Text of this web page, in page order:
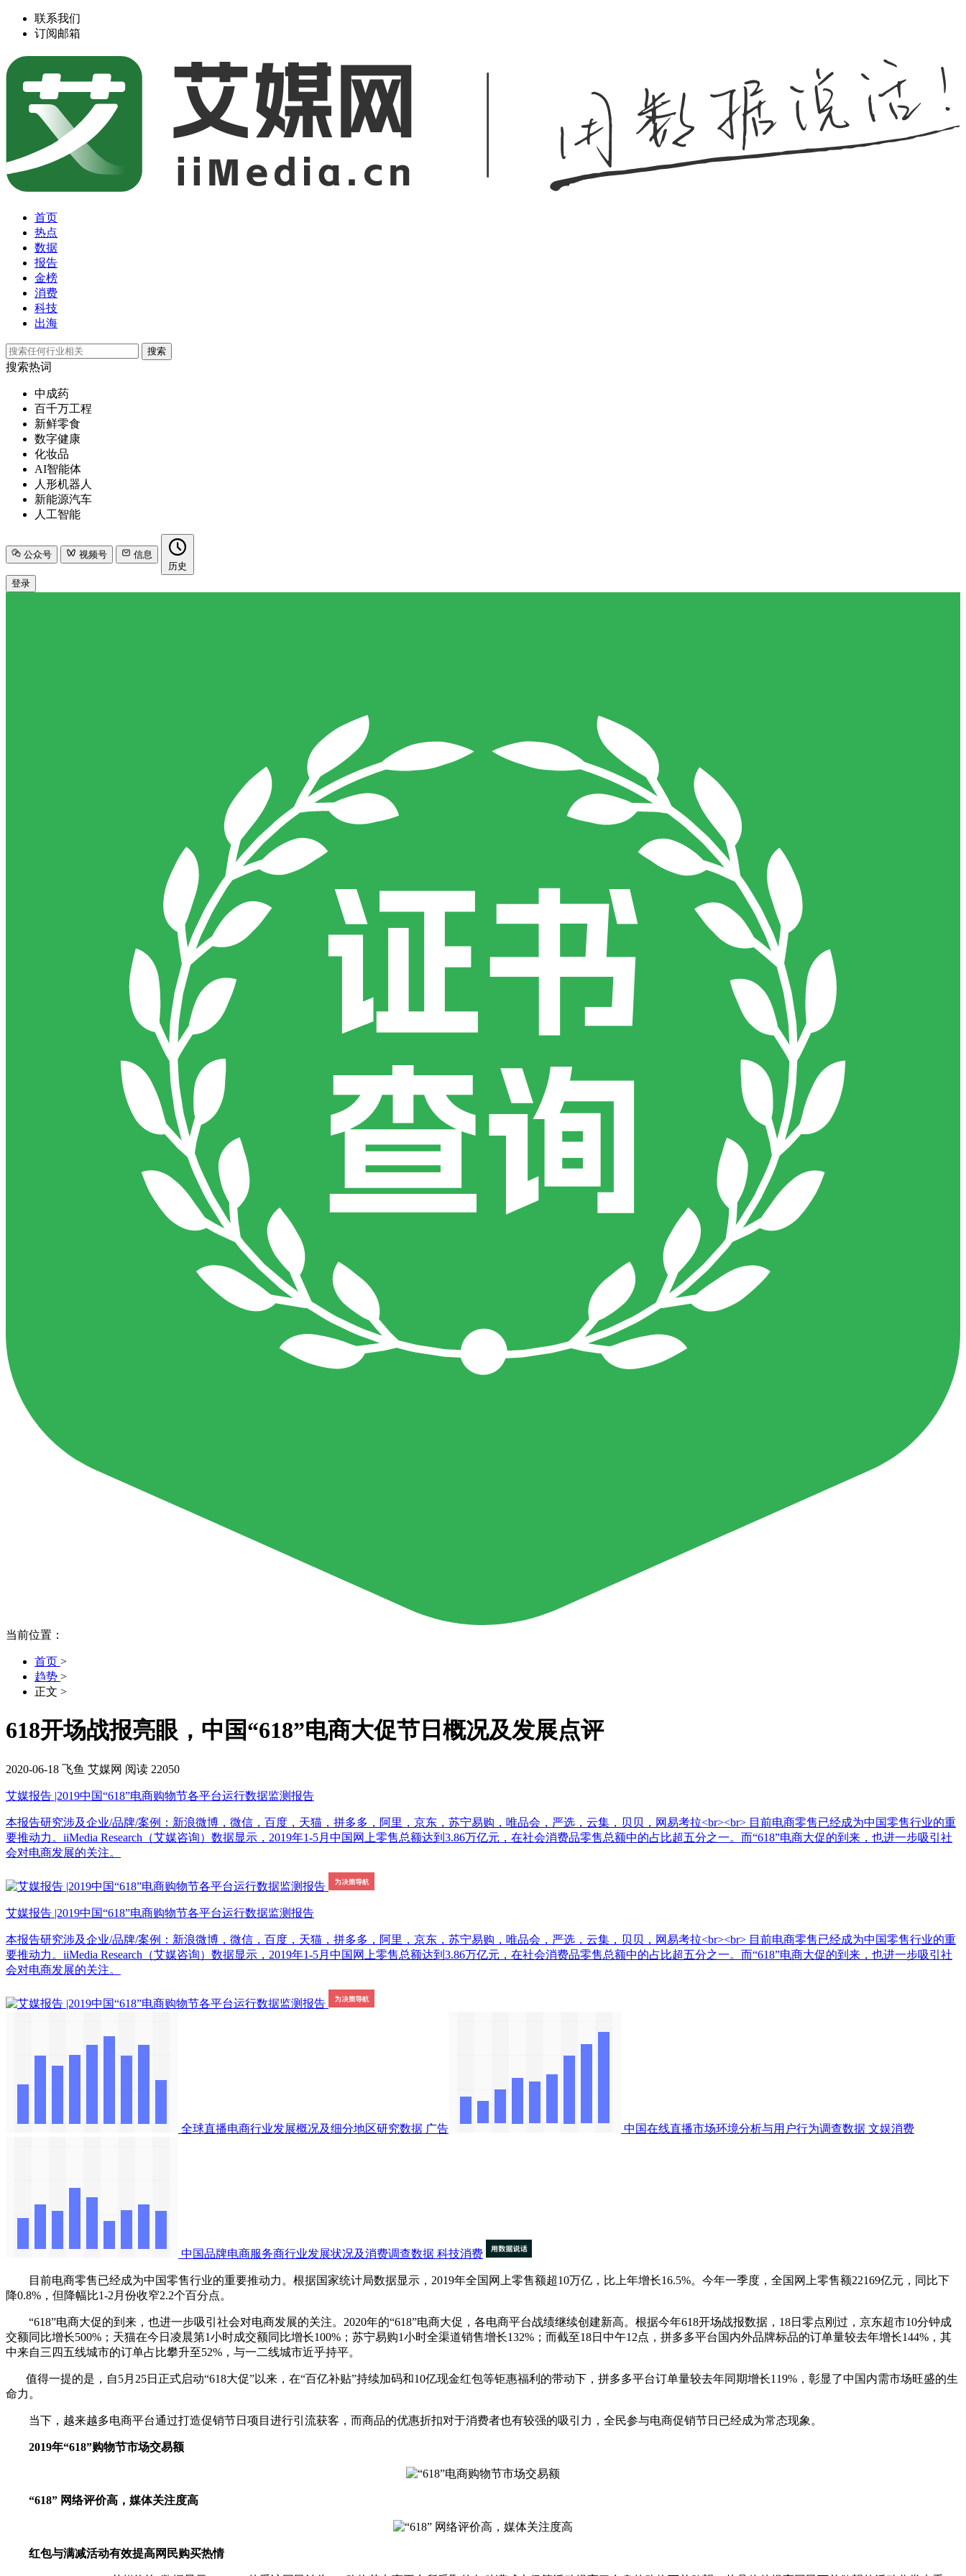
联系我们
订阅邮箱
首页
热点
数据
报告
金榜
消费
科技
出海
搜索
搜索热词
中成药
百千万工程
新鲜零食
数字健康
化妆品
AI智能体
人形机器人
新能源汽车
人工智能
公众号 视频号
信息
历史
登录
当前位置：
首页 >
趋势 >
正文 >
618开场战报亮眼，中国“618”电商大促节日概况及发展点评
2020-06-18 飞鱼 艾媒网 阅读 22050
艾媒报告 |2019中国“618”电商购物节各平台运行数据监测报告
本报告研究涉及企业/品牌/案例：新浪微博，微信，百度，天猫，拼多多，阿里，京东，苏宁易购，唯品会，严选，云集，贝贝，网易考拉<br><br> 目前电商零售已经成为中国零售行业的重
要推动力。iiMedia Research（艾媒咨询）数据显示，2019年1-5月中国网上零售总额达到3.86万亿元，在社会消费品零售总额中的占比超五分之一。而“618”电商大促的到来，也进一步吸引社
会对电商发展的关注。
艾媒报告 |2019中国“618”电商购物节各平台运行数据监测报告
本报告研究涉及企业/品牌/案例：新浪微博，微信，百度，天猫，拼多多，阿里，京东，苏宁易购，唯品会，严选，云集，贝贝，网易考拉<br><br> 目前电商零售已经成为中国零售行业的重
要推动力。iiMedia Research（艾媒咨询）数据显示，2019年1-5月中国网上零售总额达到3.86万亿元，在社会消费品零售总额中的占比超五分之一。而“618”电商大促的到来，也进一步吸引社
会对电商发展的关注。
全球直播电商行业发展概况及细分地区研究数据 广告 中国在线直播市场环境分析与用户行为调查数据 文娱消费
中国品牌电商服务商行业发展状况及消费调查数据 科技消费
目前电商零售已经成为中国零售行业的重要推动力。根据国家统计局数据显示，2019年全国网上零售额超10万亿，比上年增长16.5%。今年一季度，全国网上零售额22169亿元，同比下
降0.8%，但降幅比1-2月份收窄2.2个百分点。
“618”电商大促的到来，也进一步吸引社会对电商发展的关注。2020年的“618”电商大促，各电商平台战绩继续创建新高。根据今年618开场战报数据，18日零点刚过，京东超市10分钟成
交额同比增长500%；天猫在今日凌晨第1小时成交额同比增长100%；苏宁易购1小时全渠道销售增长132%；而截至18日中午12点，拼多多平台国内外品牌标品的订单量较去年增长144%，其
中来自三四五线城市的订单占比攀升至52%，与一二线城市近乎持平。
值得一提的是，自5月25日正式启动“618大促”以来，在“百亿补贴”持续加码和10亿现金红包等钜惠福利的带动下，拼多多平台订单量较去年同期增长119%，彰显了中国内需市场旺盛的生
命力。
当下，越来越多电商平台通过打造促销节日项目进行引流获客，而商品的优惠折扣对于消费者也有较强的吸引力，全民参与电商促销节日已经成为常态现象。
2019年“618”购物节市场交易额
“618” 网络评价高，媒体关注度高
红包与满减活动有效提高网民购买热情